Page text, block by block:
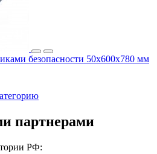
безопасности 50х600х780 мм
партнерами
РФ: